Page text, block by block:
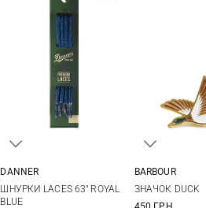
DANNER
ШНУРКИ LACES 63" ROYAL
BLUE
BARBOUR
ЗНАЧОК DUCK